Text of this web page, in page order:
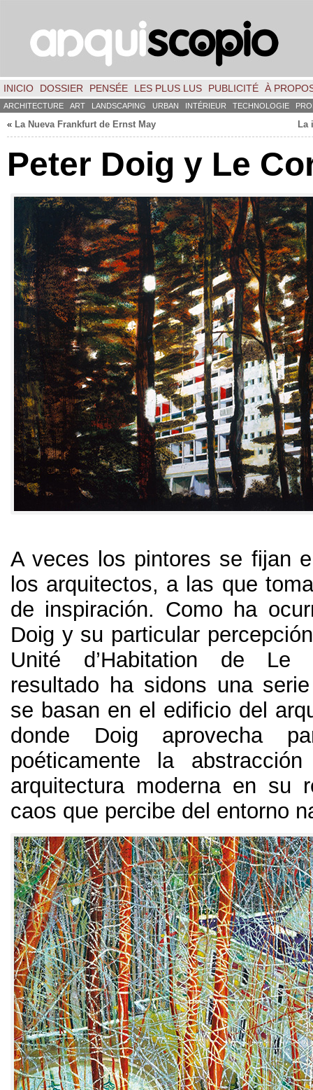
INICIO DOSSIER PENSÉE LES PLUS LUS PUBLICITÉ À
ARCHITECTURE ART LANDSCAPING URBAN INTÉRIEUR TECHNOLOGIE
« La Nueva Frankfurt de Ernst May La
Peter Doig y Le
A veces los pintores se fijan
los arquitectos, a las que
de inspiración. Como ha
Doig y su particular
Unité d’Habitation de Le
resultado ha sidons una
se basan en el edificio del
donde Doig aprovecha
poéticamente la
arquitectura moderna en su
caos que percibe del entorno